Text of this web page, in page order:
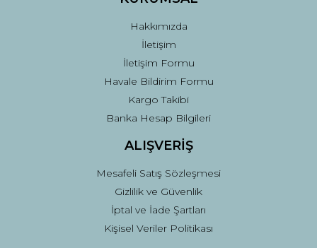
Gönder
Hakkımızda
İletişim
İletişim Formu
Havale Bildirim Formu
Kargo Takibi
Banka Hesap Bilgileri
ALIŞVERİŞ
Mesafeli Satış Sözleşmesi
Gizlilik ve Güvenlik
İptal ve İade Şartları
Kişisel Veriler Politikası